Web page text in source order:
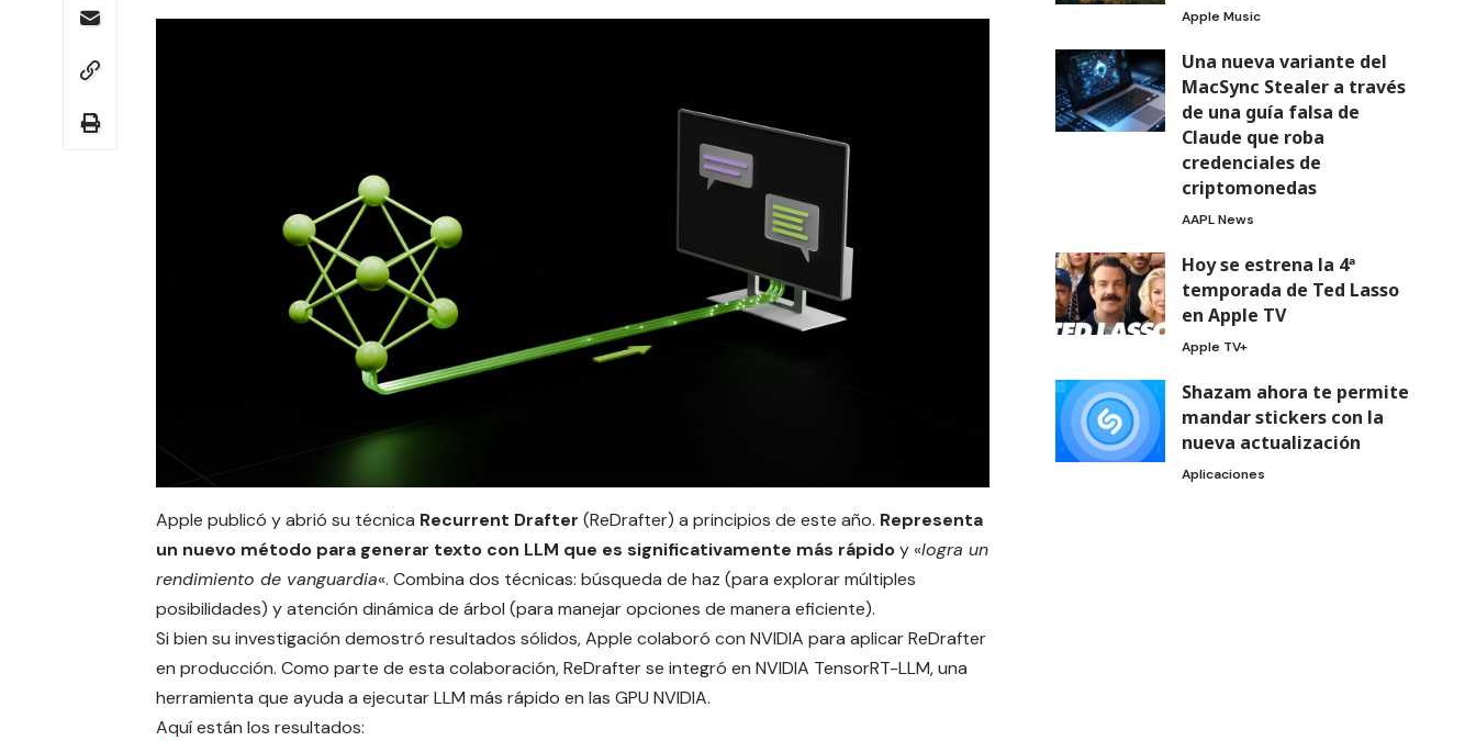
Apple publicó y abrió su técnica Recurrent Drafter (ReDrafter) a principios de este año. Representa
un nuevo método para generar texto con LLM que es significativamente más rápidoy «logra un
rendimiento de vanguardia«. Combina dos técnicas: búsqueda de haz (para explorar múltiples
posibilidades) y atención dinámica de árbol (para manejar opciones de manera eficiente).
Si bien su investigación demostró resultados sólidos, Apple colaboró ​​con NVIDIA para aplicar ReDrafter
en producción. Como parte de esta colaboración, ReDrafter se integró en NVIDIA TensorRT-LLM, una
herramienta que ayuda a ejecutar LLM más rápido en las GPU NVIDIA.
Aquí están los resultados:
Apple Music
Una nueva variante del
MacSync Stealer a través
de una guía falsa de
Claude que roba
credenciales de
criptomonedas
AAPL News
Hoy se estrena la 4ª
temporada de Ted Lasso
en Apple TV
Apple TV+
Shazam ahora te permite
mandar stickers con la
nueva actualización
Aplicaciones